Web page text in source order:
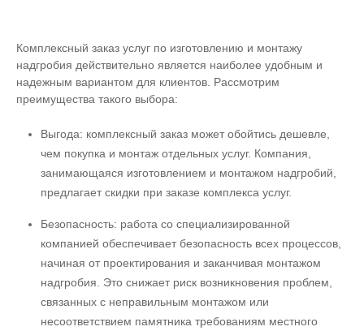
Комплексный заказ услуг по изготовлению и монтажу
надгробия действительно является наиболее удобным и
надежным вариантом для клиентов. Рассмотрим
преимущества такого выбора:
Выгода: комплексный заказ может обойтись дешевле,
чем покупка и монтаж отдельных услуг. Компания,
занимающаяся изготовлением и монтажом надгробий,
предлагает скидки при заказе комплекса услуг.
Безопасность: работа со специализированной
компанией обеспечивает безопасность всех процессов,
начиная от проектирования и заканчивая монтажом
надгробия. Это снижает риск возникновения проблем,
связанных с неправильным монтажом или
несоответствием памятника требованиям местного